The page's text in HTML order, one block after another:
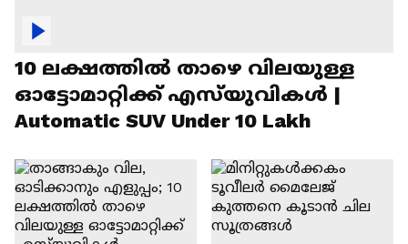
10 ലക്ഷത്തിൽ താഴെ വിലയുള്ള
ഓട്ടോമാറ്റിക്ക് എസ്‍യുവികൾ |
Automatic SUV Under 10 Lakh